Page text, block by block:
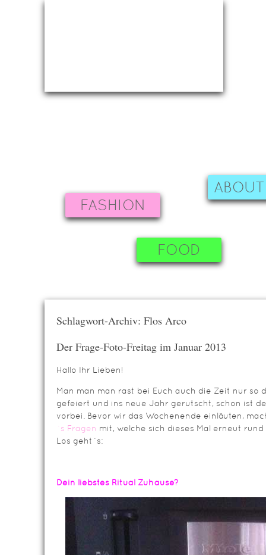
FASHION
FOOD
Schlagwort-Archiv: Flos Arco
Der Frage-Foto-Freitag im Januar 2013
Hallo Ihr Lieben!
Man man man rast bei Euch auch die Zeit nur so
gefeiert und ins neue Jahr gerutscht, schon ist
vorbei. Bevor wir das Wochenende einläuten,
´s Fragen mit, welche sich dieses Mal erneut
Los geht´s:
Dein liebstes Ritual Zuhause?